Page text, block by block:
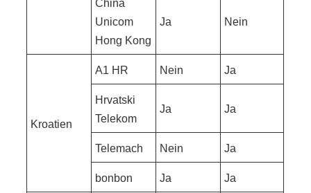
China
Unicom
Hong Kong
Ja Nein
Kroatien
A1 HR Nein Ja
Hrvatski
Telekom
Ja Ja
Telemach Nein Ja
bonbon Ja Ja